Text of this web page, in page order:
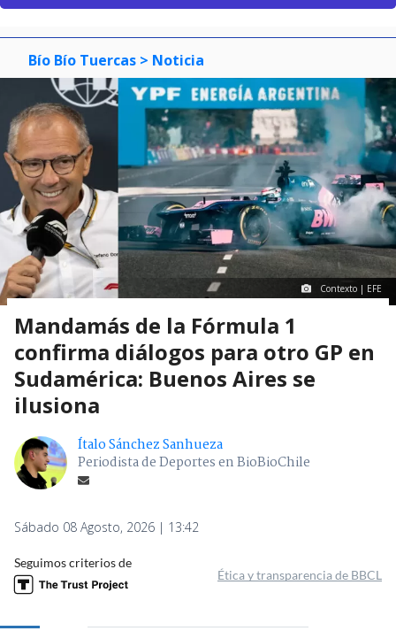
Bío Bío Tuercas > Noticia
Contexto | EFE
Mandamás de la Fórmula 1
confirma diálogos para otro GP en
Sudamérica: Buenos Aires se
ilusiona
Ítalo Sánchez Sanhueza
Periodista de Deportes en BioBioChile
Sábado 08 Agosto, 2026 | 13:42
Seguimos criterios de
Ética y transparencia de BBCL